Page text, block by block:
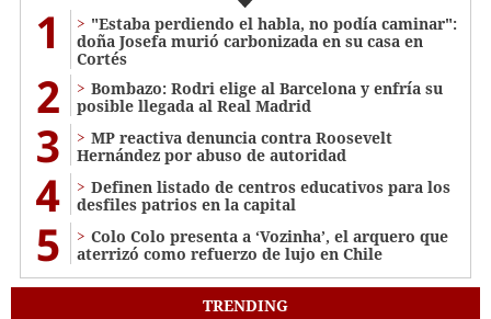
1
"Estaba perdiendo el habla, no podía caminar":
doña Josefa murió carbonizada en su casa en
Cortés
2
Bombazo: Rodri elige al Barcelona y enfría su
posible llegada al Real Madrid
3
MP reactiva denuncia contra Roosevelt
Hernández por abuso de autoridad
4
Definen listado de centros educativos para los
desfiles patrios en la capital
5
Colo Colo presenta a ‘Vozinha’, el arquero que
aterrizó como refuerzo de lujo en Chile
TRENDING